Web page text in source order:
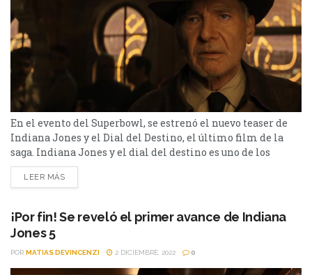
En el evento del Superbowl, se estrenó el nuevo teaser de
Indiana Jones y el Dial del Destino, el último film de la
saga. Indiana Jones y el dial del destino es uno de los
estrenos más esperados del 2023. En diciembre pasado, se
estrenó el primer tráiler de la historia y, en el día de ayer,
LEER MÁS
¡Por fin! Se reveló el primer avance de Indiana
Jones 5
POR MATIAS DEVINCENZI 2 DICIEMBRE, 2022 0